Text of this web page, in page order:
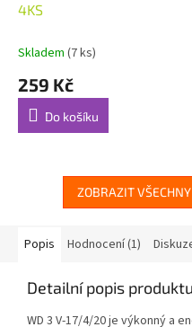
4KS
Skladem (7 ks)
259 Kč
Do košíku
ZOBRAZIT
Popis Hodnocení (1)
Detailní popis produktu
WD 3 V-17/4/20 je výkonný a